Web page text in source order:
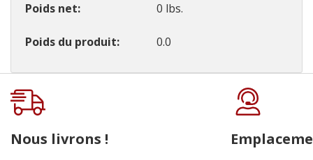
Poids net 0 lbs.
Poids du produit 0.0
Onglet
personnalisé
Nous livrons !